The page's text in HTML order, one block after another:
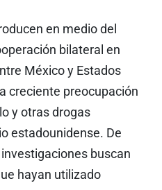
en medio del
bilateral en
México y Estados
creciente preocupación
y otras drogas
estadounidense. De
buscan
hayan utilizado